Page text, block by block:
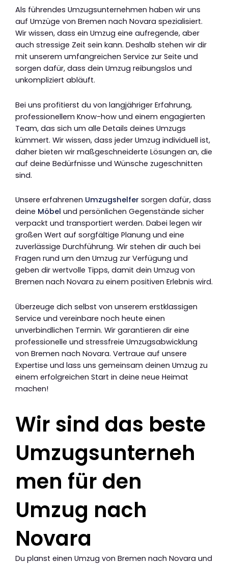
Als führendes Umzugsunternehmen haben wir uns
auf Umzüge von Bremen nach Novara spezialisiert.
Wir wissen, dass ein Umzug eine aufregende, aber
auch stressige Zeit sein kann. Deshalb stehen wir dir
mit unserem umfangreichen Service zur Seite und
sorgen dafür, dass dein Umzug reibungslos und
unkompliziert abläuft.
Bei uns profitierst du von langjähriger Erfahrung,
professionellem Know-how und einem engagierten
Team, das sich um alle Details deines Umzugs
kümmert. Wir wissen, dass jeder Umzug individuell ist,
daher bieten wir maßgeschneiderte Lösungen an, die
auf deine Bedürfnisse und Wünsche zugeschnitten
sind.
Unsere erfahrenen Umzugshelfer sorgen dafür, dass
deine Möbel und persönlichen Gegenstände sicher
verpackt und transportiert werden. Dabei legen wir
großen Wert auf sorgfältige Planung und eine
zuverlässige Durchführung. Wir stehen dir auch bei
Fragen rund um den Umzug zur Verfügung und
geben dir wertvolle Tipps, damit dein Umzug von
Bremen nach Novara zu einem positiven Erlebnis wird.
Überzeuge dich selbst von unserem erstklassigen
Service und vereinbare noch heute einen
unverbindlichen Termin. Wir garantieren dir eine
professionelle und stressfreie Umzugsabwicklung
von Bremen nach Novara. Vertraue auf unsere
Expertise und lass uns gemeinsam deinen Umzug zu
einem erfolgreichen Start in deine neue Heimat
machen!
Wir sind das beste
Umzugsunterneh
men für den
Umzug nach
Novara
Du planst einen Umzug von Bremen nach Novara und